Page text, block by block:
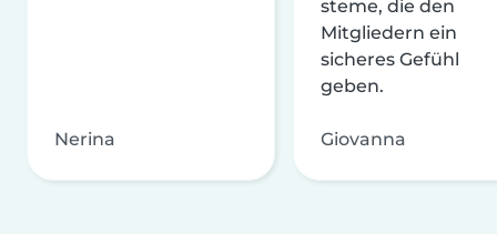
Nerina
steme, die den
Mitgliedern ein
sicheres Gefühl
geben.
Giovanna